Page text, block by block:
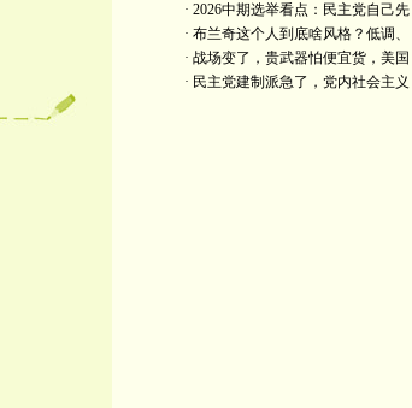
· 2026中期选举看点：民主党自己先
· 布兰奇这个人到底啥风格？低调、
· 战场变了，贵武器怕便宜货，美国
· 民主党建制派急了，党内社会主义